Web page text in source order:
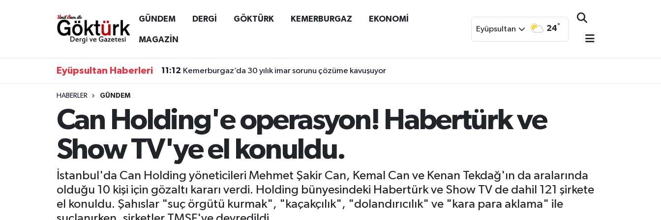
GÜNDEM DERGİ GÖKTÜRK KEMERBURGAZ EKONOMİ
MAGAZİN
Eyüpsultan 24°
Eyüpsultan Haberleri 11:12 Kemerburgaz’da 30 yılık imar sorunu çözüme kavuşuyor
HABERLER GÜNDEM
Can Holding'e operasyon! Habertürk ve
Show TV'ye el konuldu.
İstanbul'da Can Holding yöneticileri Mehmet Şakir Can, Kemal Can ve Kenan Tekdağ'ın da aralarında
olduğu 10 kişi için gözaltı kararı verdi. Holding bünyesindeki Habertürk ve Show TV de dahil 121 şirkete
el konuldu. Şahıslar "suç örgütü kurmak", "kaçakçılık", "dolandırıcılık" ve "kara para aklama" ile
Anne Çocuk
GÖKTÜRK
Eyüpsultan Hava Durumu
Tüm Manşetler
Son Dakika Haberleri